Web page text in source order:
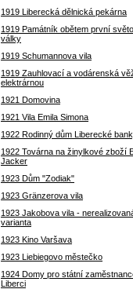
1919 Liberecká dělnická pekárna
1919 Památník obětem první
války
1919 Schumannova vila
1919 Zauhlovací a vodárenská
elektrárnou
1921 Domovina
1921 Vila Emila Simona
1922 Rodinný dům Liberecké
1922 Továrna na žinylkové zboží
Jacker
1923 Dům "Zodiak"
1923 Gränzerova vila
1923 Jakobova vila -
varianta
1923 Kino Varšava
1923 Liebiegovo městečko
1924 Domy pro státní
Liberci